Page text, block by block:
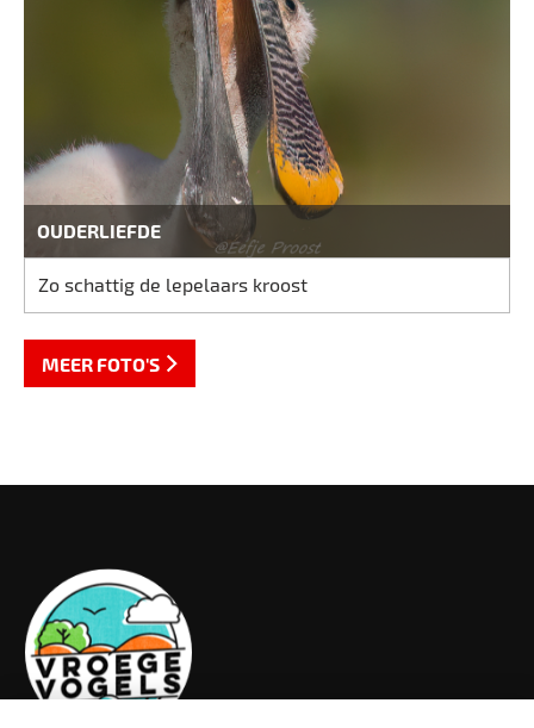
OUDERLIEFDE
Zo schattig de lepelaars kroost
MEER FOTO'S